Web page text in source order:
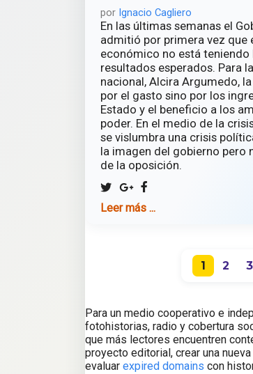
por Ignacio Cagliero
En las últimas semanas el
admitió por primera vez que
económico no está teniendo
resultados esperados. Para
nacional, Alcira Argumedo,
por el gasto sino por los
Estado y el beneficio a los
poder. En el medio de la
se vislumbra una crisis
la imagen del gobierno pero
de la oposición.
Leer más ...
1 2 3
Para un medio cooperativo e
fotohistorias, radio y cobertura
que más lectores encuentren
proyecto editorial, crear una
evaluar expired domains con